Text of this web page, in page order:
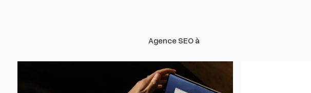
Agence SEO à